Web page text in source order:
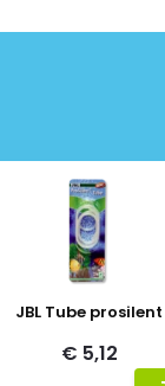
JBL Tube prosilent
€ 5,12